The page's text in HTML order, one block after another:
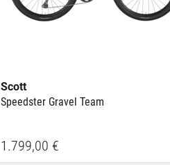
Scott
Speedster Gravel Team
1.799,00 €